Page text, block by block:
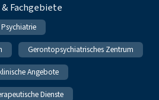
Fachgebiete
Gerontopsychiatrisches Zentrum
Angebote
Dienste